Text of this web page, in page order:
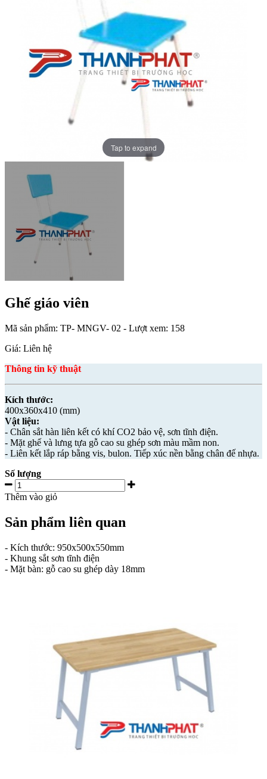
Tap to expand
Ghế giáo viên
Mã sản phẩm: TP- MNGV- 02 - Lượt xem: 158
Giá: Liên hệ
Thông tin kỹ thuật
Kích thước:
400x360x410 (mm)
Vật liệu:
- Chân sắt hàn liên kết có khí CO2 bảo vệ, sơn tĩnh điện.
- Mặt ghế và lưng tựa gỗ cao su ghép sơn màu mầm non.
- Liên kết lắp ráp bằng vis, bulon. Tiếp xúc nền bằng chân đế nhựa.
Số lượng
Thêm vào giỏ
Sản phẩm liên quan
- Kích thước: 950x500x550mm
- Khung sắt sơn tĩnh điện
- Mặt bàn: gỗ cao su ghép dày 18mm